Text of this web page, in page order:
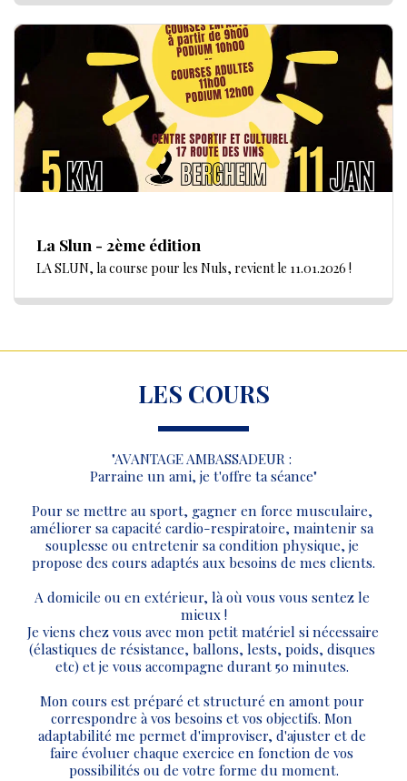
La Slun - 2ème édition
LA SLUN, la course pour les Nuls, revient le 11.01.2026 !
LES COURS
"AVANTAGE AMBASSADEUR :
Parraine un ami, je t'offre ta séance"
Pour se mettre au sport, gagner en force musculaire,
améliorer sa capacité cardio-respiratoire, maintenir sa
souplesse ou entretenir sa condition physique, je
propose des cours adaptés aux besoins de mes clients.
A domicile ou en extérieur, là où vous vous sentez le
mieux !
Je viens chez vous avec mon petit matériel si nécessaire
(élastiques de résistance, ballons, lests, poids, disques
etc) et je vous accompagne durant 50 minutes.
Mon cours est préparé et structuré en amont pour
correspondre à vos besoins et vos objectifs. Mon
adaptabilité me permet d'improviser, d'ajuster et de
faire évoluer chaque exercice en fonction de vos
possibilités ou de votre forme du moment.